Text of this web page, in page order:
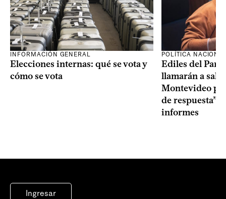
INFORMACIÓN GENERAL
Elecciones internas: qué se vota y
cómo se vota
POLÍTICA
Ediles del
llamarán a sala
Montevideo
de respuesta”
informes
Ingresar